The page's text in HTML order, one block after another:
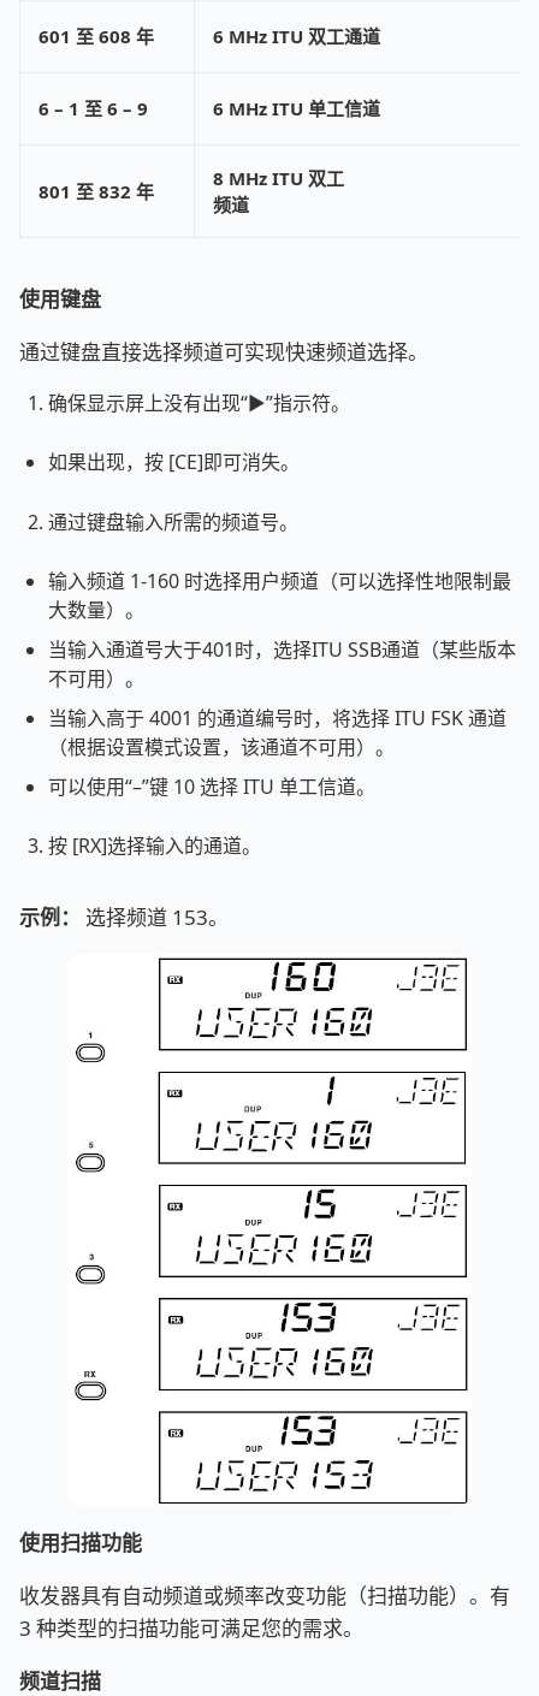
601 至 608 年 6 MHz ITU 双工通道
6 – 1 至 6 – 9 6 MHz ITU 单工信道
801 至 832 年
8 MHz ITU 双工
频道
使用键盘
通过键盘直接选择频道可实现快速频道选择。
确保显示屏上没有出现“►”指示符。
如果出现，按 [CE]即可消失。
通过键盘输入所需的频道号。
输入频道 1-160 时选择用户频道（可以选择性地限制最
大数量）。
当输入通道号大于401时，选择ITU SSB通道（某些版本
不可用）。
当输入高于 4001 的通道编号时，将选择 ITU FSK 通道
（根据设置模式设置，该通道不可用）。
可以使用“–”键 10 选择 ITU 单工信道。
按 [RX]选择输入的通道。
示例： 选择频道 153。
使用扫描功能
收发器具有自动频道或频率改变功能（扫描功能）。有
3 种类型的扫描功能可满足您的需求。
频道扫描